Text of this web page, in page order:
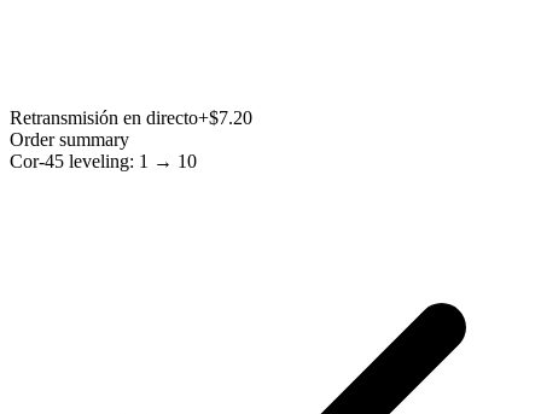
Retransmisión en directo+$7.20
Order summary
Cor-45 leveling: 1 → 10